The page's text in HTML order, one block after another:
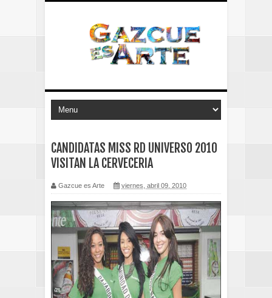
CANDIDATAS MISS RD UNIVERSO 2010
VISITAN LA CERVECERIA
Gazcue es Arte viernes, abril 09, 2010